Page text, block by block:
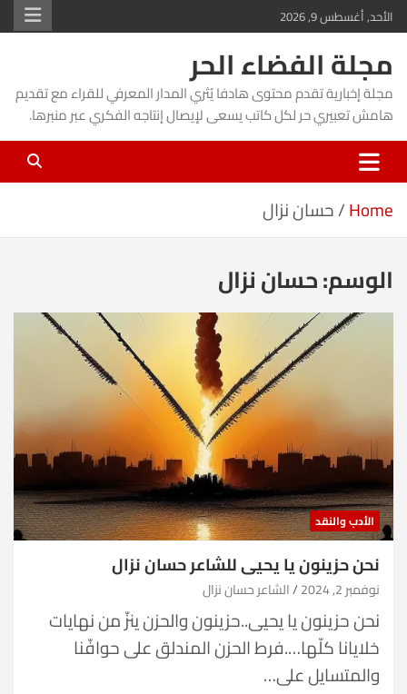
Skip
to
content
الأحد, أغسطس 9, 2026
مجلة الفضاء الحر
مجلة إخبارية تقدم محتوى هادفا يُثري المدار المعرفي للقراء مع تقديم
هامش تعبيري حر لكل كاتب يسعى لإيصال إنتاجه الفكري عبر منبرها.
Home حسان نزال
الوسم:حسان نزال
الأدب والنقد
نحن حزينون يا يحيى للشاعر حسان نزال
نوفمبر 2, 2024 الشاعر حسان نزال
نحن حزينون يا يحيى..حزينون والحزن ينزّ من نهايات
خلايانا كلّها….فرط الحزن المندلق على حوافّنا
والمتسايل على…